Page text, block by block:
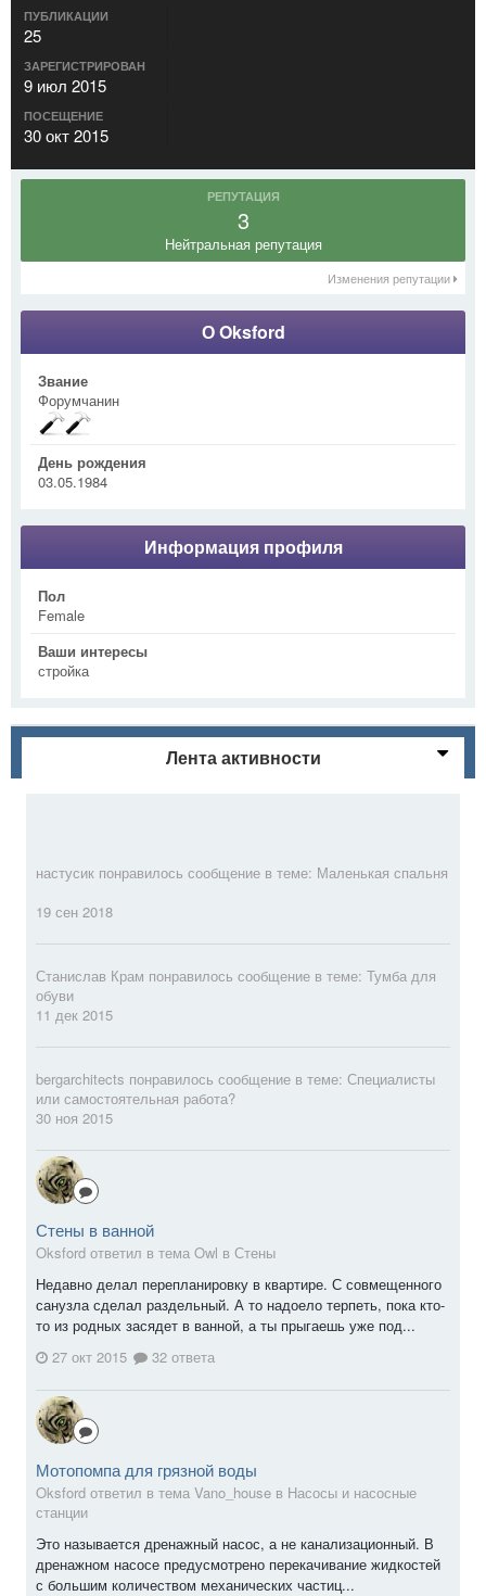
ПУБЛИКАЦИИ
25
ЗАРЕГИСТРИРОВАН
9 июл 2015
ПОСЕЩЕНИЕ
30 окт 2015
РЕПУТАЦИЯ
3
Нейтральная репутация
Изменения репутации
О Oksford
Звание
Форумчанин
День рождения
03.05.1984
Информация профиля
Пол
Female
Ваши интересы
стройка
Лента активности
настусик понравилось сообщение в теме: Маленькая спальня
19 сен 2018
Станислав Крам понравилось сообщение в теме: Тумба для
обуви
11 дек 2015
bergarchitects понравилось сообщение в теме: Специалисты
или самостоятельная работа?
30 ноя 2015
Стены в ванной
Oksford ответил в тема Owl в Стены
Недавно делал перепланировку в квартире. С совмещенного
санузла сделал раздельный. А то надоело терпеть, пока кто-
то из родных засядет в ванной, а ты прыгаешь уже под...
27 окт 2015
32 ответа
Мотопомпа для грязной воды
Oksford ответил в тема Vano_house в Насосы и насосные
станции
Это называется дренажный насос, а не канализационный. В
дренажном насосе предусмотрено перекачивание жидкостей
с большим количеством механических частиц...